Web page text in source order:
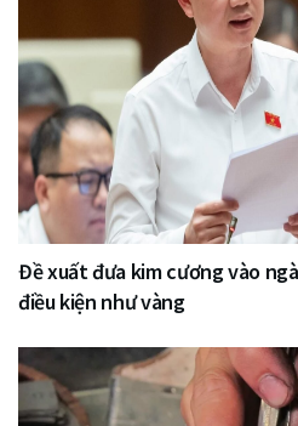
Đề xuất đưa kim cương vào
điều kiện như vàng